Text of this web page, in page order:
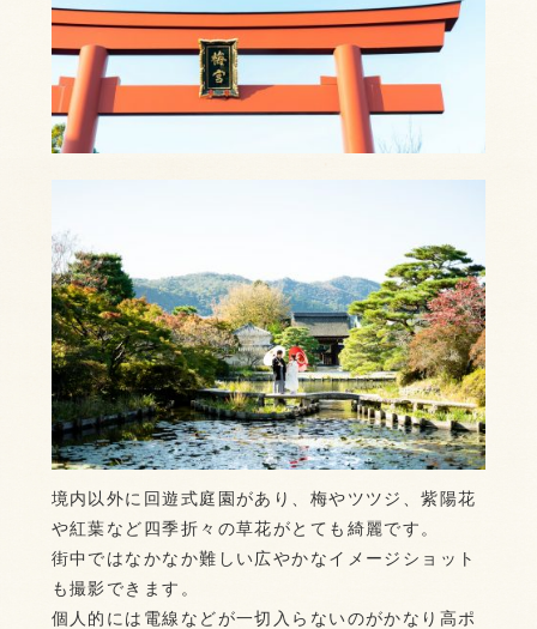
境内以外に回遊式庭園があり、梅やツツジ、紫陽花
や紅葉など四季折々の草花がとても綺麗です。
街中ではなかなか難しい広やかなイメージショット
も撮影できます。
個人的には電線などが一切入らないのがかなり高ポ